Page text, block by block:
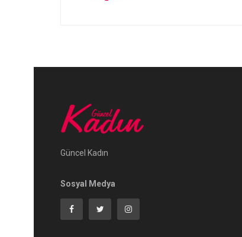
Güncel Kadın
Sosyal Medya